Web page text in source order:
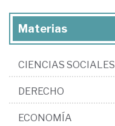
Materias
CIENCIAS SOCIALES
DERECHO
ECONOMÍA